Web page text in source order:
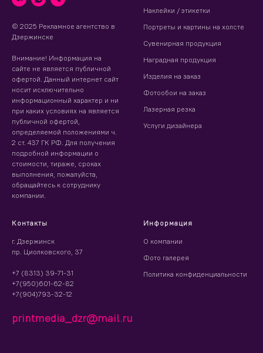
© 2025 Рекламное агентство в
Дзержинске
Внимание! Информация на
сайте не является публичной
офертой. Данный интернет сайт
носит исключительно
информационный характер и ни
при каких условиях на является
публичной офертой,
определяемой положениями ч.
2 ст. 437 ГК РФ. Для получения
подробной информации о
стоимости, тираже, сроках
выполнения, пожалуйста,
обращайтесь к сотруднику
компании.
Наклейки / этикетки
Портреты и картины на холсте
Сувенирная продукция
Наградная продукция
Изделия на заказ
Фотообои на заказ
Лазерная резка
Услуги дизайнера
Контакты
г. Дзержинск
пр. Циолковского, 37
+7 (8313) 39-71-31
+7(950)601-62-82
+7(904)793-32-12
printmedia_dzr@mail.ru
Информация
О компании
Фото галерея
Политика конфиденциальности